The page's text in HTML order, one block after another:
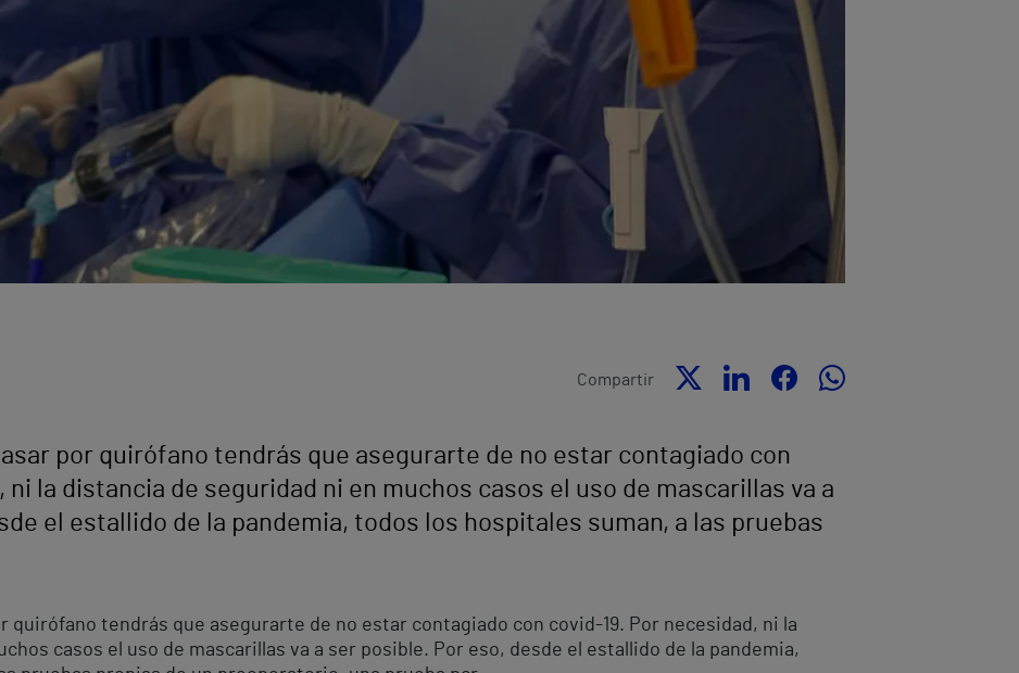
Compartir
por quirófano tendrás que asegurarte de no estar contagiado con
ni la distancia de seguridad ni en muchos casos el uso de mascarillas va a
el estallido de la pandemia, todos los hospitales suman, a las pruebas
quirófano tendrás que asegurarte de no estar contagiado con covid-19. Por necesidad, ni la
casos el uso de mascarillas va a ser posible. Por eso, desde el estallido de la pandemia,